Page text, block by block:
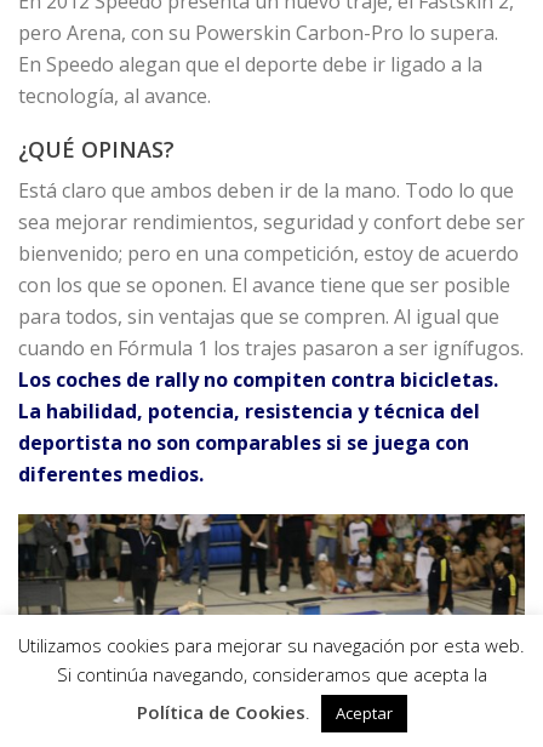
pero Arena, con su Powerskin Carbon-Pro lo supera.
En Speedo alegan que el deporte debe ir ligado a la
tecnología, al avance.
¿QUÉ OPINAS?
Está claro que ambos deben ir de la mano. Todo lo que
sea mejorar rendimientos, seguridad y confort debe ser
bienvenido; pero en una competición, estoy de acuerdo
con los que se oponen. El avance tiene que ser posible
para todos, sin ventajas que se compren. Al igual que
cuando en Fórmula 1 los trajes pasaron a ser ignífugos.
Los coches de rally no compiten contra bicicletas.
La habilidad, potencia, resistencia y técnica del
deportista no son comparables si se juega con
diferentes medios.
0
Utilizamos cookies para mejorar su navegación por esta web.
Si continúa navegando, consideramos que acepta la
Política de Cookies. Aceptar